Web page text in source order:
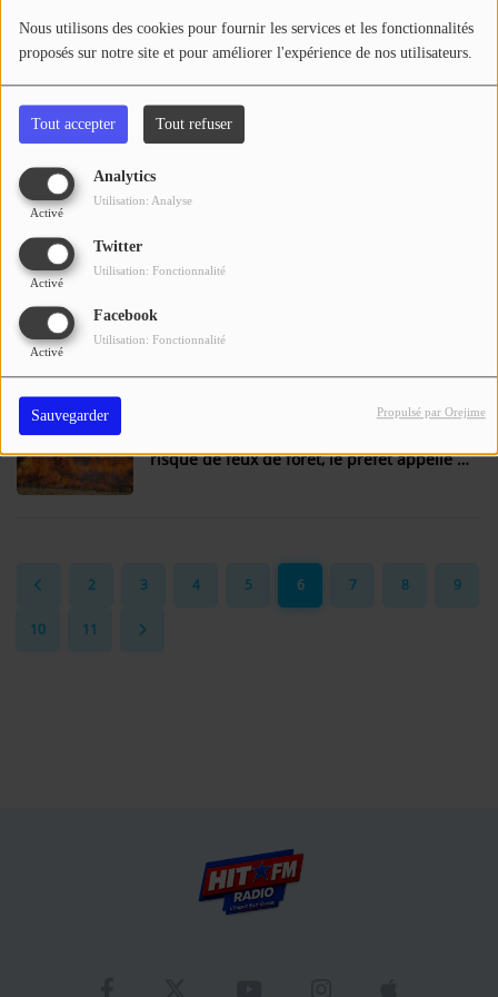
Nous utilisons des cookies pour fournir les services et les fonctionnalités
proposés sur notre site et pour améliorer l'expérience de nos utilisateurs.
Tout accepter Tout refuser
Analytics
Activé
Utilisation: Analyse
Twitter
Activé
Utilisation: Fonctionnalité
Facebook
Activé
Utilisation: Fonctionnalité
Sauvegarder Propulsé par Orejime
Aménagement de la RN21 – La Croix-
Blanche / Monbalen : mise en circulation
d’un nouveau tronçon à 2x2 voies de la
RN21 entre Saint-Antoine de Ficalba et
en vigilance orange
Tarn-et-Garonne : un garage automobile
et une vingtaine de voitures détruits dans
risque de feux de forêt, le préfet appelle à
2 3 4 5 6 7 8 9
10 11